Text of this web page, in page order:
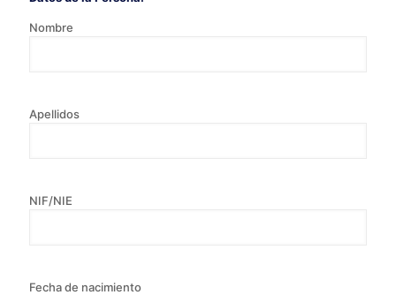
Nombre
Apellidos
NIF/NIE
Fecha de nacimiento